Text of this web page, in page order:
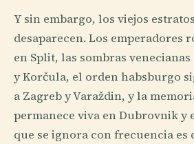
Y sin embargo, los viejos
desaparecen. Los emperadores
en Split, las sombras
y Korčula, el orden habsburgo
a Zagreb y Varaždin, y la
permanece viva en Dubrovnik y
que se ignora con frecuencia es